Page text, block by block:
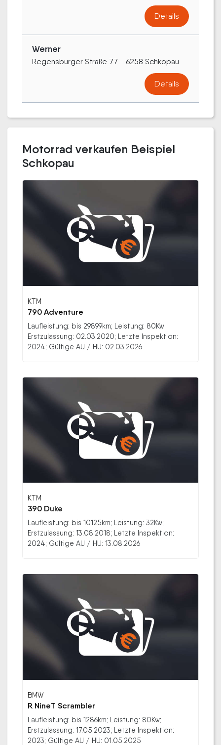
Details
Werner
Regensburger Straße 77 - 6258 Schkopau
Details
Motorrad verkaufen Beispiel
Schkopau
KTM
790 Adventure
Laufleistung: bis 29899km; Leistung: 80Kw;
Erstzulassung: 02.03.2020; Letzte Inspektion:
2024; Gültige AU / HU: 02.03.2026
KTM
390 Duke
Laufleistung: bis 10125km; Leistung: 32Kw;
Erstzulassung: 13.08.2018; Letzte Inspektion:
2024; Gültige AU / HU: 13.08.2026
BMW
R NineT Scrambler
Laufleistung: bis 1286km; Leistung: 80Kw;
Erstzulassung: 17.05.2023; Letzte Inspektion:
2023; Gültige AU / HU: 01.05.2025